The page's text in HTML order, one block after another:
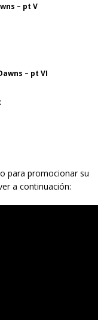
– pt V
– pt VI
para promocionar su
a continuación: